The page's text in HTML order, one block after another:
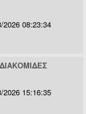
2026 08:23:34
2026 15:16:35